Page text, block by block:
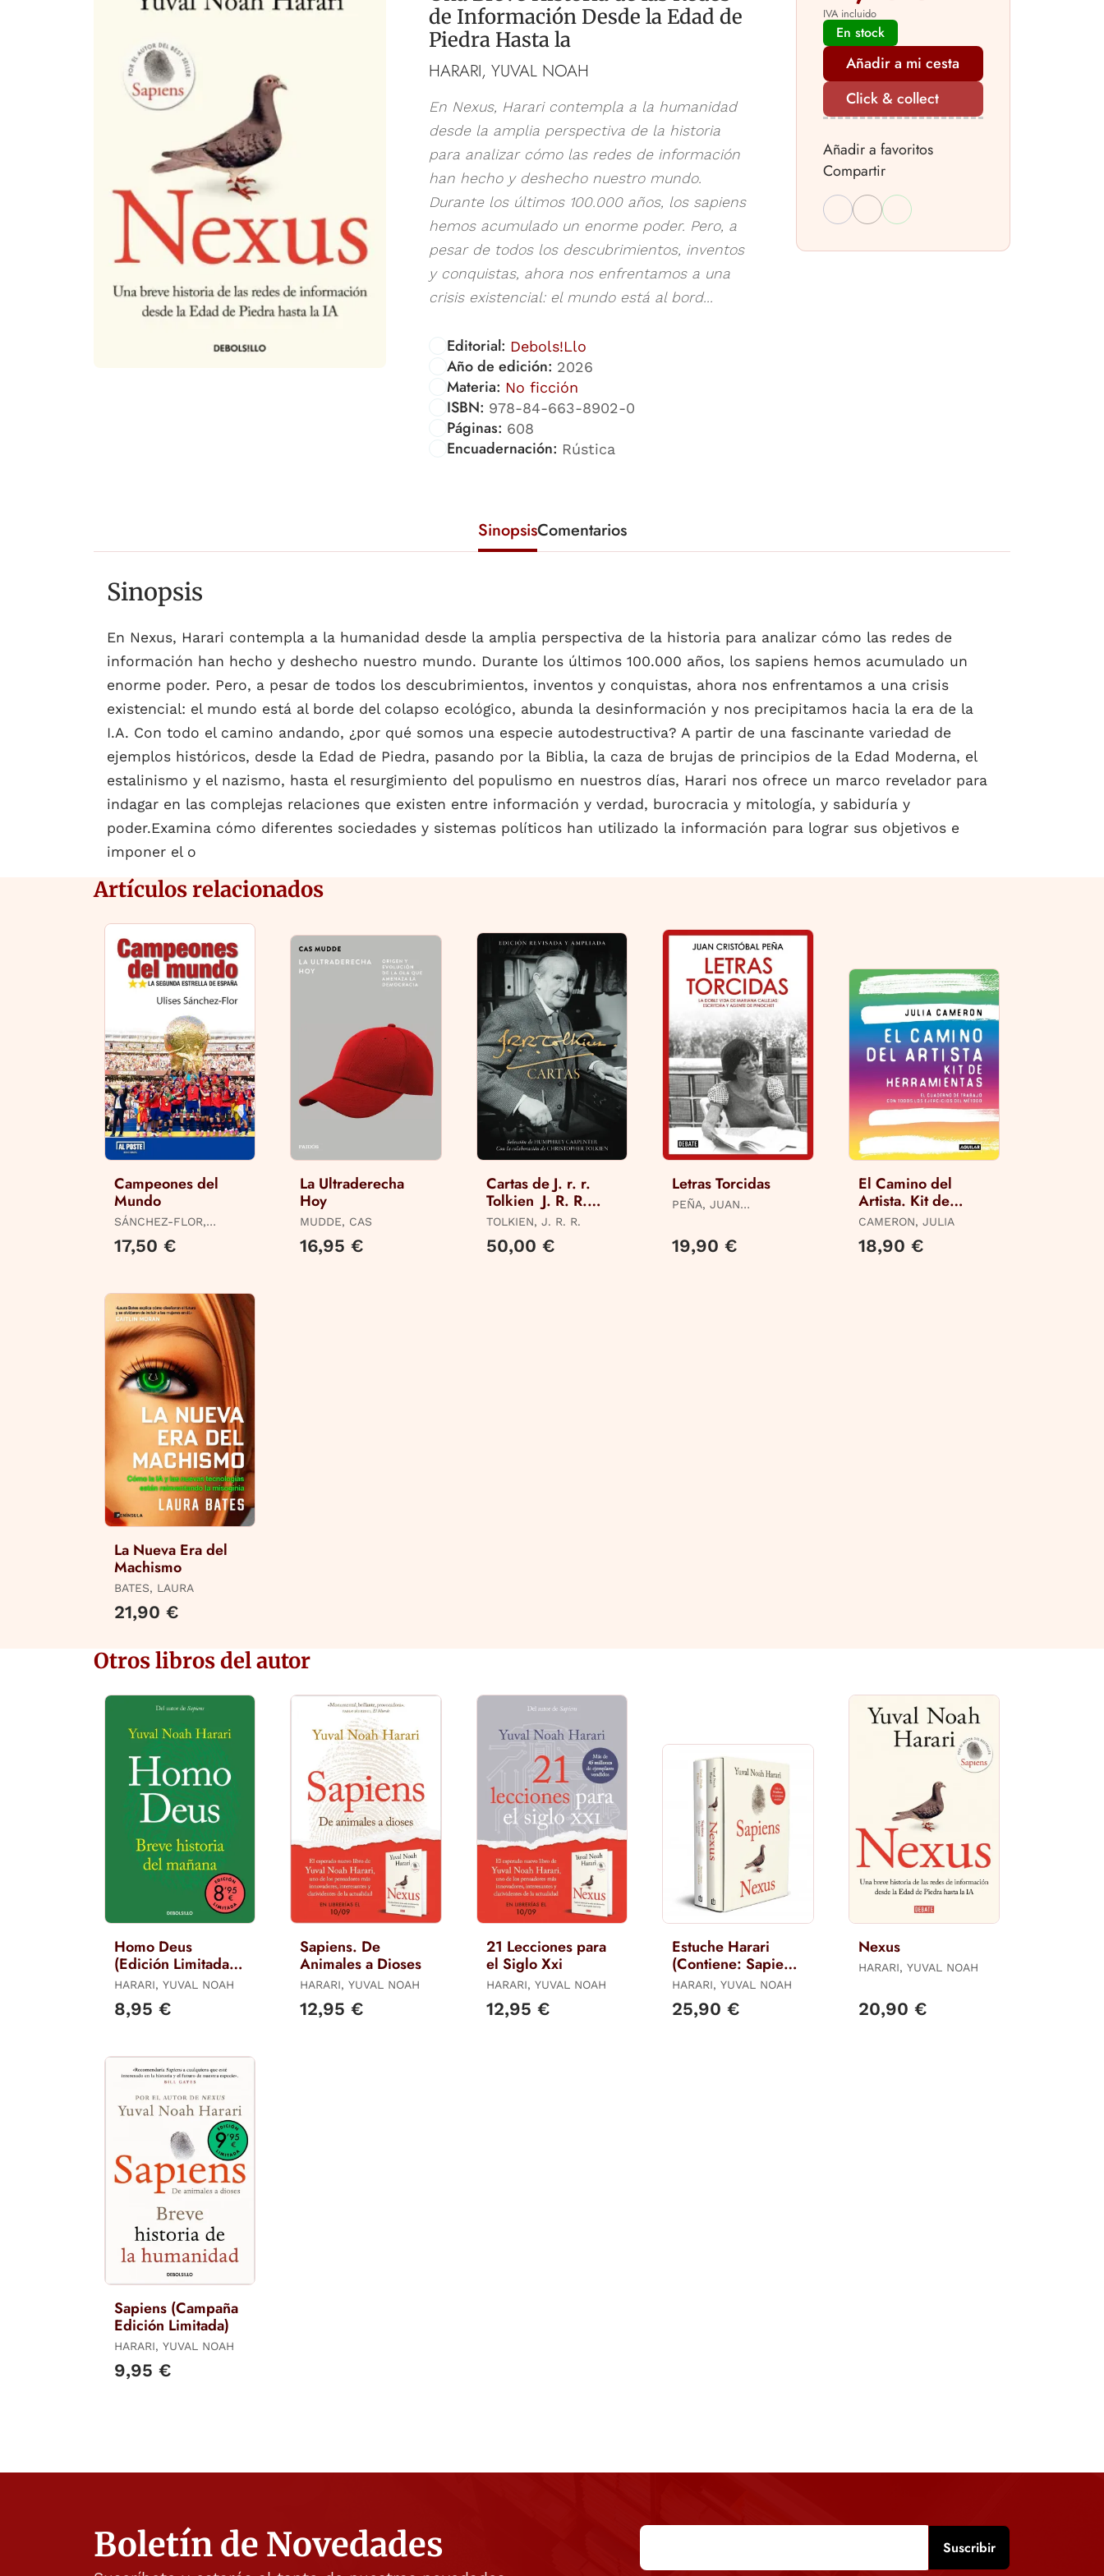
de Información Desde la Edad de
Piedra Hasta la
HARARI, YUVAL NOAH
En Nexus, Harari contempla a la humanidad
desde la amplia perspectiva de la historia
para analizar cómo las redes de información
han hecho y deshecho nuestro mundo.
Durante los últimos 100.000 años, los sapiens
hemos acumulado un enorme poder. Pero, a
pesar de todos los descubrimientos, inventos
y conquistas, ahora nos enfrentamos a una
crisis existencial: el mundo está al bord...
Editorial: Debols!Llo
Año de edición: 2026
Materia: No ficción
ISBN: 978-84-663-8902-0
Páginas: 608
Encuadernación: Rústica
IVA incluido
En stock
Añadir a mi cesta
Click & collect
Añadir a favoritos
Compartir
SinopsisComentarios
Sinopsis
En Nexus, Harari contempla a la humanidad desde la amplia perspectiva de la historia para analizar cómo las redes de
información han hecho y deshecho nuestro mundo. Durante los últimos 100.000 años, los sapiens hemos acumulado un
enorme poder. Pero, a pesar de todos los descubrimientos, inventos y conquistas, ahora nos enfrentamos a una crisis
existencial: el mundo está al borde del colapso ecológico, abunda la desinformación y nos precipitamos hacia la era de la
I.A. Con todo el camino andando, ¿por qué somos una especie autodestructiva? A partir de una fascinante variedad de
ejemplos históricos, desde la Edad de Piedra, pasando por la Biblia, la caza de brujas de principios de la Edad Moderna, el
estalinismo y el nazismo, hasta el resurgimiento del populismo en nuestros días, Harari nos ofrece un marco revelador para
indagar en las complejas relaciones que existen entre información y verdad, burocracia y mitología, y sabiduría y
poder.Examina cómo diferentes sociedades y sistemas políticos han utilizado la información para lograr sus objetivos e
imponer el o
Artículos relacionados
Campeones del
Mundo
SÁNCHEZ-FLOR,
ULISES
17,50 €
La Ultraderecha
Hoy
MUDDE, CAS
16,95 €
Cartas de J. r. r.
Tolkien  J. R. R.
Tolkien
TOLKIEN, J. R. R.
50,00 €
Letras Torcidas
PEÑA, JUAN
19,90 €
El Camino del
Artista. Kit de
Herramientas
CAMERON, JULIA
18,90 €
La Nueva Era del
Machismo
BATES, LAURA
21,90 €
Otros libros del autor
Homo Deus
(Edición Limitada ·
Verano)
HARARI, YUVAL NOAH
8,95 €
Sapiens. De
Animales a Dioses
HARARI, YUVAL NOAH
12,95 €
21 Lecciones para
el Siglo Xxi
HARARI, YUVAL NOAH
12,95 €
Estuche Harari
(Contiene: Sapiens.
De Animales a
Dioses Nexus)
HARARI, YUVAL NOAH
25,90 €
Nexus
HARARI, YUVAL NOAH
20,90 €
Sapiens (Campaña
Edición Limitada)
HARARI, YUVAL NOAH
9,95 €
Boletín de Novedades